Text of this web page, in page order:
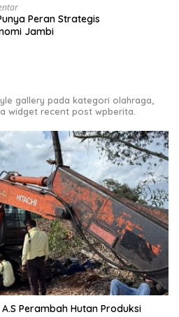
Peran Strategis
Jambi
gallery pada kategori olahraga,
widget recent post wpberita.
Perambah Hutan Produksi